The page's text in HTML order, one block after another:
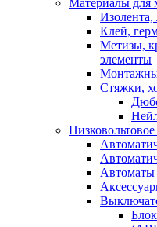
Материалы для
Изолента,
Клей,
Метизы,
элементы
Стяжки,
Автоматы